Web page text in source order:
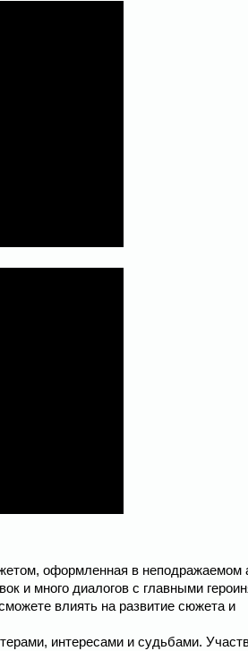
оформленная в неподражаемом
и много диалогов с главными
влиять на развитие сюжета и
интересами и судьбами.